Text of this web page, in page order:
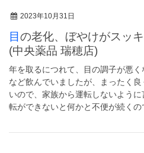
2023年10月31日
目の老化、ぼやけがスッキリしてきました。
(中央薬品 瑞穂店)
年を取るにつれて、目の調子が悪
など飲んでいましたが、まったく
いので、家族から運転しないよう
転ができないと何かと不便が続く